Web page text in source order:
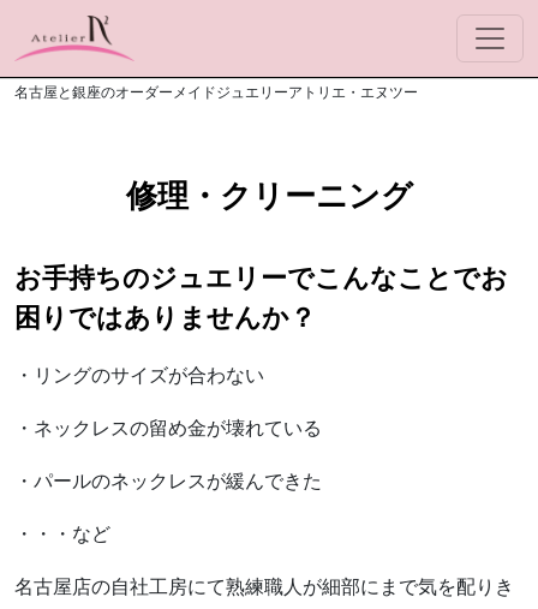
名古屋と銀座のオーダーメイドジュエリーアトリエ・エヌツー
修理・クリーニング
お手持ちのジュエリーでこんなことでお
困りではありませんか？
・リングのサイズが合わない
・ネックレスの留め金が壊れている
・パールのネックレスが緩んできた
・・・など
名古屋店の自社工房にて熟練職人が細部にまで気を配りき